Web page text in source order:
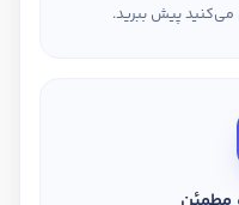
می‌کنید پیش ببرید.